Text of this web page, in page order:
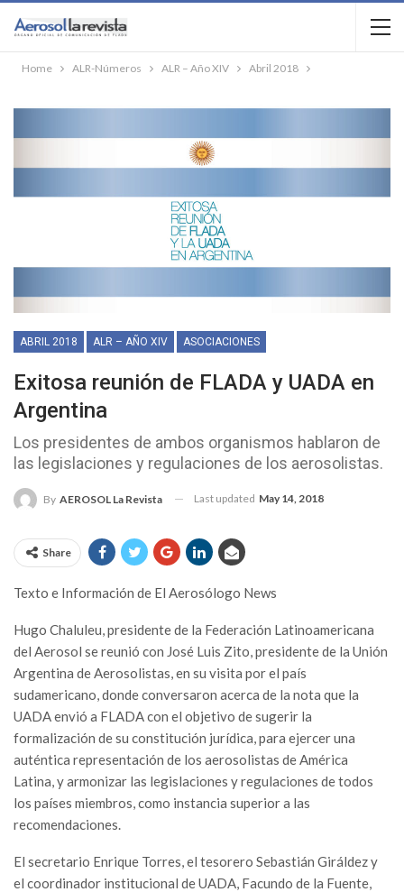
Home ALR-Números ALR – Año XIV Abril 2018
ABRIL 2018 ALR – AÑO XIV ASOCIACIONES
Exitosa reunión de FLADA y UADA en
Argentina
Los presidentes de ambos organismos hablaron de
las legislaciones y regulaciones de los aerosolistas.
By AEROSOL La Revista Last updated May 14, 2018
Share
Texto e Información de El Aerosólogo News
Hugo Chaluleu, presidente de la Federación Latinoamericana
del Aerosol se reunió con José Luis Zito, presidente de la Unión
Argentina de Aerosolistas, en su visita por el país
sudamericano, donde conversaron acerca de la nota que la
UADA envió a FLADA con el objetivo de sugerir la
formalización de su constitución jurídica, para ejercer una
auténtica representación de los aerosolistas de América
Latina, y armonizar las legislaciones y regulaciones de todos
los países miembros, como instancia superior a las
recomendaciones.
El secretario Enrique Torres, el tesorero Sebastián Giráldez y
el coordinador institucional de UADA, Facundo de la Fuente,